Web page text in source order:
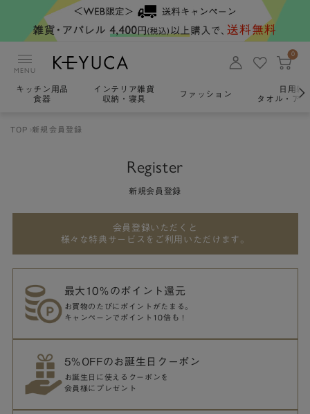
MENU
0
キッチン用品
食器
インテリア雑貨
収納・寝具
ファッション
日用雑
タオル・ア
TOP 新規会員登録
Register
新規会員登録
会員登録いただくと
様々な特典サービスをご利用いただけます。
最大10％のポイント還元
お買物のたびにポイントがたまる。
キャンペーンでポイント10倍も！
5％OFFのお誕生日クーポン
お誕生日に使えるクーポンを
会員様にプレゼント